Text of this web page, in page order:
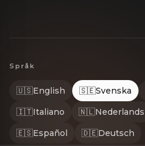
Språk
🇺🇸English 🇸🇪Svenska
🇮🇹Italiano 🇳🇱Nederlands
🇪🇸Español 🇩🇪Deutsch